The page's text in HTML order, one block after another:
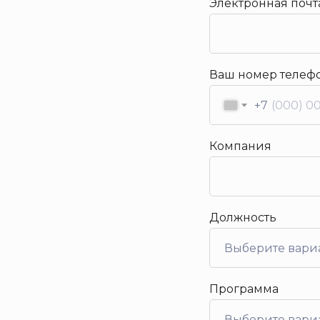
Электронная
Ваш номер
+7
Компания
Должность
Программа